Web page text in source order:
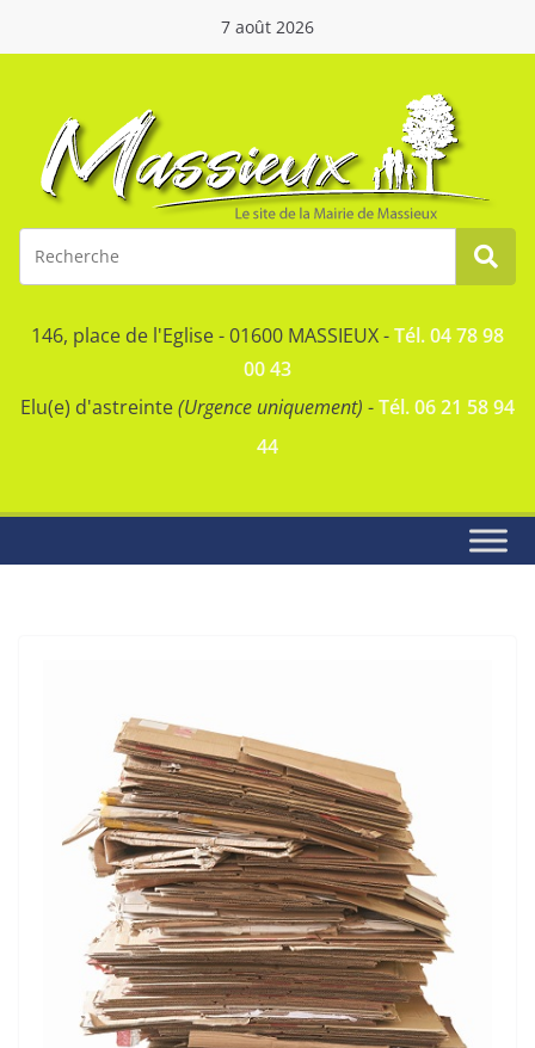
7 août 2026
146, place de l'Eglise - 01600 MASSIEUX -Tél. 04 78 98
00 43
Elu(e) d'astreinte(Urgence uniquement) -Tél. 06 21 58 94
44